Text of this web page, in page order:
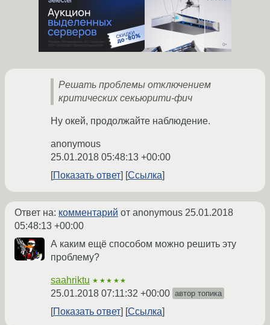
Решать проблемы отключением
критических секьюрити-фич
Ну окей, продолжайте наблюдение.
anonymous
25.01.2018 05:48:13 +00:00
Показать ответ
Ссылка
Ответ на: комментарий от anonymous 25.01.2018
05:48:13 +00:00
А каким ещё способом можно решить эту
проблему?
saahriktu ★★★★★
25.01.2018 07:11:32 +00:00 автор топика
Показать ответ Ссылка